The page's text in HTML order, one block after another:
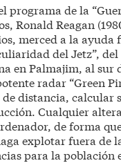
programa de la
Ronald Reagan
merced a la ayuda
del Jetz”,
en Palmajim, al sur
radar “Green
distancia, calcular
Cualquier
de forma
explotar fuera de
para la población